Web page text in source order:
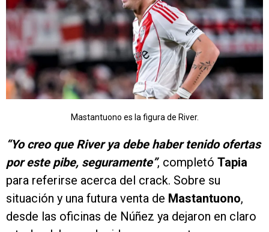
Mastantuono es la figura de River.
“Yo creo que River ya debe haber tenido ofertas
por este pibe, seguramente”, completó Tapia
para referirse acerca del crack. Sobre su
situación y una futura venta de Mastantuono,
desde las oficinas de Núñez ya dejaron en claro